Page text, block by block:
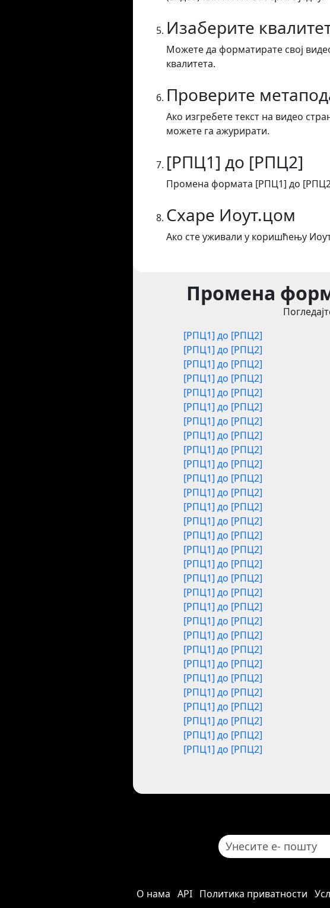
Изаберите
Можете да форматирате свој
квалитета.
Проверите
Ако изгребете текст на видео
можете га ажурирати.
[РПЦ1] до [РПЦ2]
Промена формата [РПЦ1] до
Схаре Иоут.цом
Ако сте уживали у коришћењу
Промена
[РПЦ1] до [РПЦ2]
[РПЦ1] до [РПЦ2]
[РПЦ1] до [РПЦ2]
[РПЦ1] до [РПЦ2]
[РПЦ1] до [РПЦ2]
[РПЦ1] до [РПЦ2]
[РПЦ1] до [РПЦ2]
[РПЦ1] до [РПЦ2]
[РПЦ1] до [РПЦ2]
[РПЦ1] до [РПЦ2]
[РПЦ1] до [РПЦ2]
[РПЦ1] до [РПЦ2]
[РПЦ1] до [РПЦ2]
[РПЦ1] до [РПЦ2]
[РПЦ1] до [РПЦ2]
[РПЦ1] до [РПЦ2]
[РПЦ1] до [РПЦ2]
[РПЦ1] до [РПЦ2]
[РПЦ1] до [РПЦ2]
[РПЦ1] до [РПЦ2]
[РПЦ1] до [РПЦ2]
[РПЦ1] до [РПЦ2]
[РПЦ1] до [РПЦ2]
[РПЦ1] до [РПЦ2]
[РПЦ1] до [РПЦ2]
[РПЦ1] до [РПЦ2]
[РПЦ1] до [РПЦ2]
[РПЦ1] до [РПЦ2]
[РПЦ1] до [РПЦ2]
[РПЦ1] до [РПЦ2]
О нама API Политика приватности